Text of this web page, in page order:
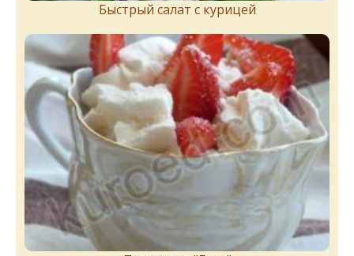
Быстрый салат с курицей